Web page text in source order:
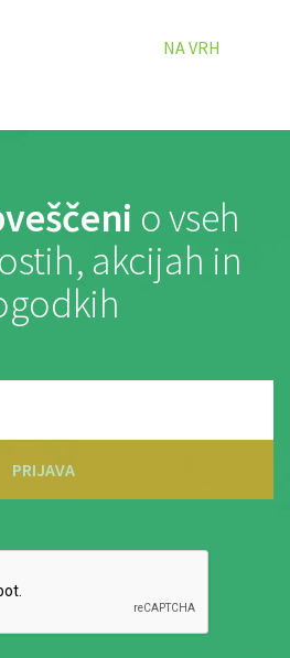
NA VRH
o vseh
akcijah in
PRIJAVA